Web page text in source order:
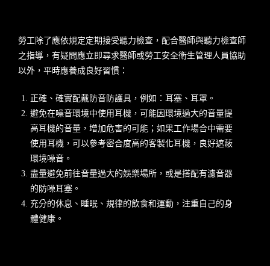
勞工除了應依規定定期接受聽力檢查，配合醫師與聽力檢查師
之指導，有疑問應立即尋求醫師或勞工安全衛生管理人員協助
以外，平時應養成良好習慣：
正確、確實配戴防音防護具，例如：耳塞、耳罩。
避免在噪音環境中使用耳機，可能因環境過大的音量提
高耳機的音量，增加危害的可能；如果工作場合中需要
使用耳機，可以參考密合度高的客製化耳機，良好遮蔽
環境噪音。
盡量避免前往音量過大的娛樂場所，或是搭配有濾音器
的防噪耳塞。
充分的休息、睡眠、規律的飲食和運動，注重自己的身
體健康。